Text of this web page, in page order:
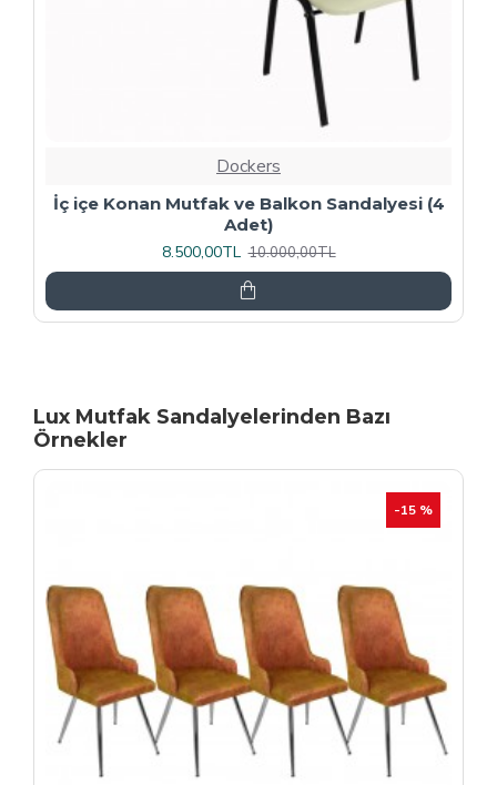
Dockers
Kapitoneli Sandalye (Deri) (4 Adet) - Yeşil
9.600,00TL 12.000,00TL
Lux Mutfak Sandalyelerinden Bazı
Örnekler
YENI
İHRAÇ FAZLASI
-20 %